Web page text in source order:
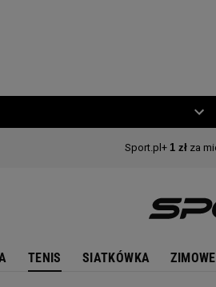
TENIS SIATKÓWKA ZIMOWE